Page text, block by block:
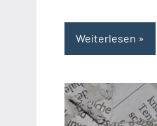
Weiterlesen